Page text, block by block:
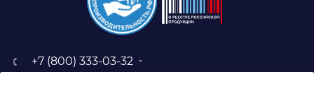
+7 (800) 333-03-32